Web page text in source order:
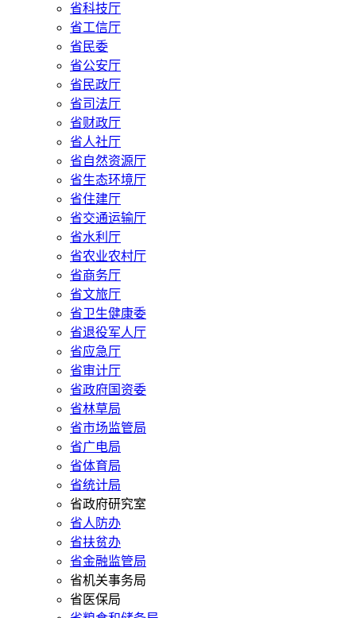
省科技厅
省工信厅
省民委
省公安厅
省民政厅
省司法厅
省财政厅
省人社厅
省自然资源厅
省生态环境厅
省住建厅
省交通运输厅
省水利厅
省农业农村厅
省商务厅
省文旅厅
省卫生健康委
省退役军人厅
省应急厅
省审计厅
省政府国资委
省林草局
省市场监管局
省广电局
省体育局
省统计局
省政府研究室
省人防办
省扶贫办
省金融监管局
省机关事务局
省医保局